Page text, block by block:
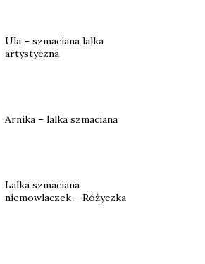
Ula – szmaciana lalka
artystyczna
Arnika – lalka szmaciana
Lalka szmaciana
niemowlaczek – Różyczka